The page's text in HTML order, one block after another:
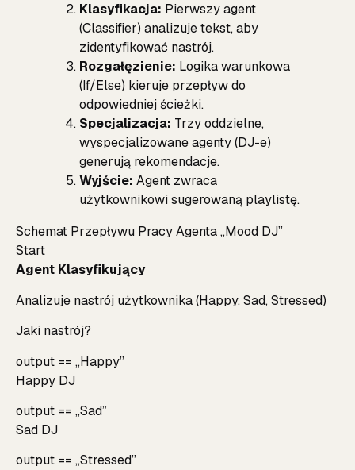
Klasyfikacja: Pierwszy agent
(Classifier) analizuje tekst, aby
zidentyfikować nastrój.
Rozgałęzienie: Logika warunkowa
(If/Else) kieruje przepływ do
odpowiedniej ścieżki.
Specjalizacja: Trzy oddzielne,
wyspecjalizowane agenty (DJ-e)
generują rekomendacje.
Wyjście: Agent zwraca
użytkownikowi sugerowaną playlistę.
Schemat Przepływu Pracy Agenta „Mood DJ”
Start
Agent Klasyfikujący
Analizuje nastrój użytkownika (Happy, Sad, Stressed)
Jaki nastrój?
output == „Happy”
Happy DJ
output == „Sad”
Sad DJ
output == „Stressed”